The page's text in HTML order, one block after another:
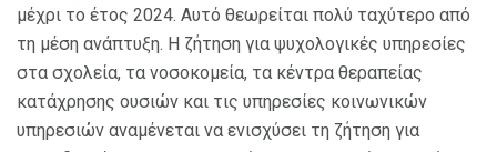
μέχρι το έτος 2024. Αυτό θεωρείται πολύ ταχύτερο από
τη μέση ανάπτυξη. Η ζήτηση για ψυχολογικές υπηρεσίες
στα σχολεία, τα νοσοκομεία, τα κέντρα θεραπείας
κατάχρησης ουσιών και τις υπηρεσίες κοινωνικών
υπηρεσιών αναμένεται να ενισχύσει τη ζήτηση για